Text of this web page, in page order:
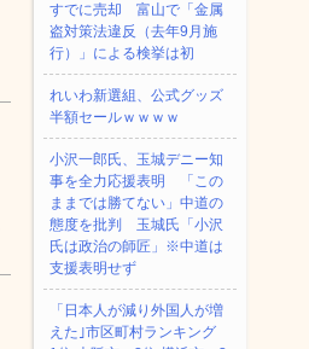
すでに売却 富山で「金属
盗対策法違反（去年9月施
行）」による検挙は初
れいわ新選組、公式グッズ
半額セールｗｗｗｗ
小沢一郎氏、玉城デニー知
事を全力応援表明 「この
ままでは勝てない」中道の
態度を批判 玉城氏「小沢
氏は政治の師匠」※中道は
支援表明せず
「日本人が減り外国人が増
えた｣市区町村ランキング